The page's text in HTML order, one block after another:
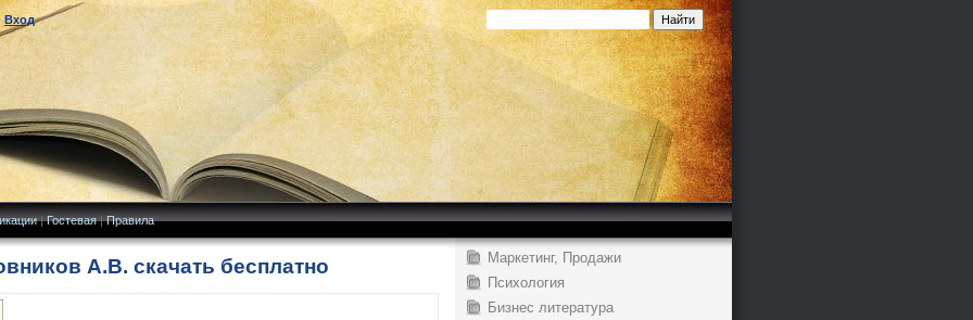
Вход
|Гостевая|Правила
А.В. скачать бесплатно
Маркетинг, Продажи
Психология
Бизнес литература